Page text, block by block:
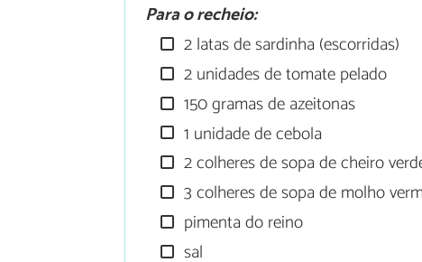
Para o recheio:
2 latas de sardinha (escorridas)
2 unidades de tomate pelado
150 gramas de azeitonas
1 unidade de cebola
2 colheres de sopa de cheiro
3 colheres de sopa de molho
pimenta do reino
sal